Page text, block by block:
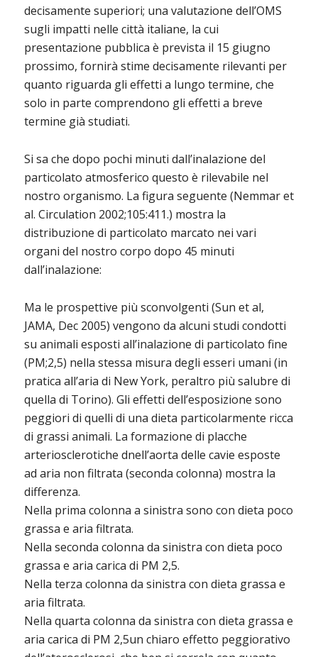
decisamente superiori; una valutazione dell’OMS
sugli impatti nelle città italiane, la cui
presentazione pubblica è prevista il 15 giugno
prossimo, fornirà stime decisamente rilevanti per
quanto riguarda gli effetti a lungo termine, che
solo in parte comprendono gli effetti a breve
termine già studiati.
Si sa che dopo pochi minuti dall’inalazione del
particolato atmosferico questo è rilevabile nel
nostro organismo. La figura seguente (Nemmar et
al. Circulation 2002;105:411.) mostra la
distribuzione di particolato marcato nei vari
organi del nostro corpo dopo 45 minuti
dall’inalazione:
Ma le prospettive più sconvolgenti (Sun et al,
JAMA, Dec 2005) vengono da alcuni studi condotti
su animali esposti all’inalazione di particolato fine
(PM;2,5) nella stessa misura degli esseri umani (in
pratica all’aria di New York, peraltro più salubre di
quella di Torino). Gli effetti dell’esposizione sono
peggiori di quelli di una dieta particolarmente ricca
di grassi animali. La formazione di placche
arteriosclerotiche dnell’aorta delle cavie esposte
ad aria non filtrata (seconda colonna) mostra la
differenza.
Nella prima colonna a sinistra sono con dieta poco
grassa e aria filtrata.
Nella seconda colonna da sinistra con dieta poco
grassa e aria carica di PM 2,5.
Nella terza colonna da sinistra con dieta grassa e
aria filtrata.
Nella quarta colonna da sinistra con dieta grassa e
aria carica di PM 2,5un chiaro effetto peggiorativo